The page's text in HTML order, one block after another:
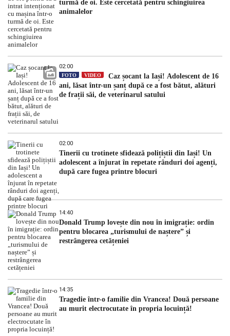
turmă de oi. Este cercetată pentru schingiuirea
animalelor
02:00
FOTO VIDEO
Caz șocant la Iași! Adolescent de 16
ani, lăsat într-un șanț după ce a fost bătut, alături
de frații săi, de veterinarul satului
02:00
Tinerii cu trotinete sfidează polițiștii din Iași! Un
adolescent a înjurat în repetate rânduri doi agenți,
după care fugea printre blocuri
14:40
Donald Trump lovește din nou în imigrație: ordin
pentru blocarea „turismului de naștere” și
restrângerea cetățeniei
14:35
Tragedie într-o familie din Vrancea! Două persoane
au murit electrocutate în propria locuință!